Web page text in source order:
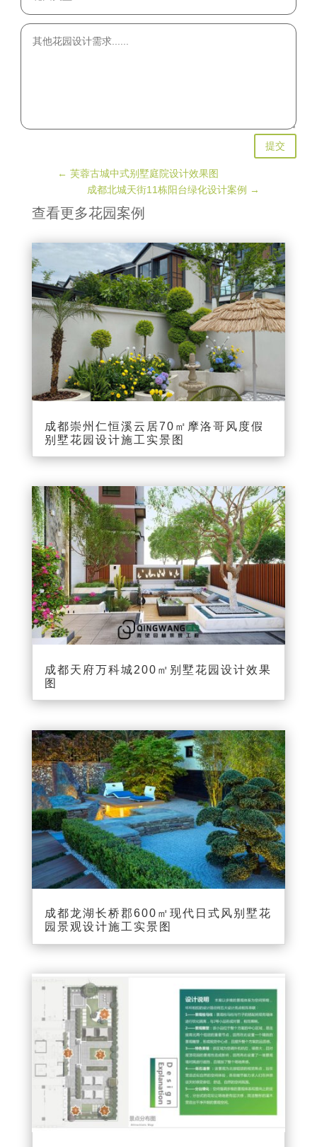
提交
← 芙蓉古城中式别墅庭院设计效果图
成都北城天街11栋阳台绿化设计案例 →
查看更多花园案例
成都崇州仁恒溪云居70㎡摩洛哥风度假
别墅花园设计施工实景图
成都天府万科城200㎡别墅花园设计效果
图
成都龙湖长桥郡600㎡现代日式风别墅花
园景观设计施工实景图